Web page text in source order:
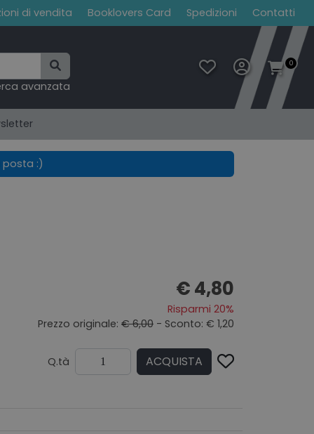
di vendita Booklovers Card Spedizioni Contatti
avanzata
0
posta :)
€ 4,80
Risparmi 20%
Prezzo originale: € 6,00 - Sconto: € 1,20
Q.tà ACQUISTA